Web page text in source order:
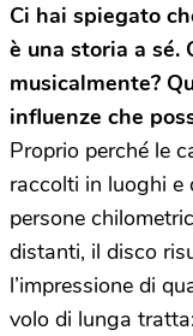
Ci hai spiegato
è una storia a sé.
musicalmente?
influenze che
Proprio perché le
raccolti in luoghi e
persone
distanti, il disco
l’impressione di
volo di lunga